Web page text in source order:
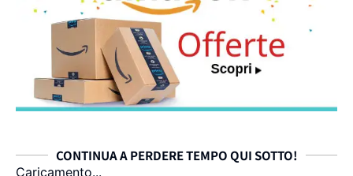
CONTINUA A PERDERE TEMPO QUI SOTTO!
Caricamento...